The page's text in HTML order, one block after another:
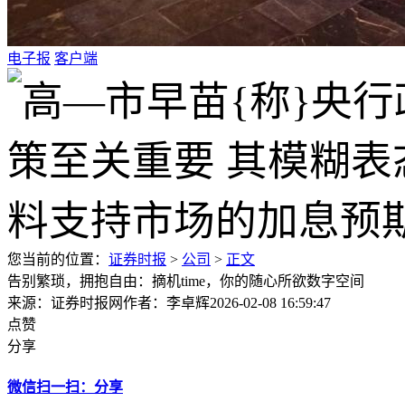
电子报 客户端
您当前的位置： 证券时报 > 公司 > 正文
告别繁琐，拥抱自由：摘机time，你的随心所欲数字空间
来源：证券时报网作者：李卓辉2026-02-08 16:59:47
点赞
分享
微信扫一扫：分享